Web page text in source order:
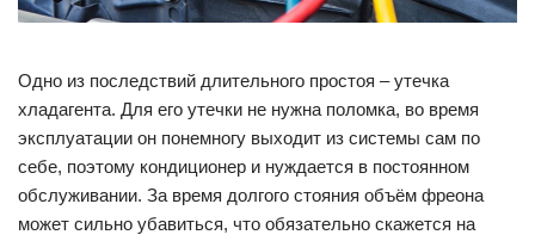
Одно из последствий длительного простоя – утечка
хладагента. Для его утечки не нужна поломка, во время
эксплуатации он понемногу выходит из системы сам по
себе, поэтому кондиционер и нуждается в постоянном
обслуживании. За время долгого стояния объём фреона
может сильно убавиться, что обязательно скажется на